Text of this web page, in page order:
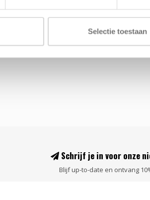
Selectie toestaan
Schrijf je in voor onze
Blijf up-to-date en ontvang